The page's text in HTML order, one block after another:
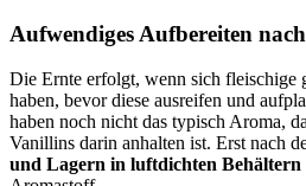
Aufwendiges Aufbereiten
Die Ernte erfolgt, wenn sich fleischige
haben, bevor diese ausreifen und
haben noch nicht das typisch Aroma,
Vanillins darin anhalten ist. Erst nach
und Lagern in luftdichten Behältern